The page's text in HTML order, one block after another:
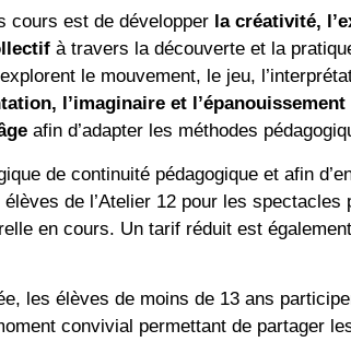
cours est de développer la créativité,
à travers la découverte et la
le mouvement, le jeu,
l’imaginaire et l’épanouissement
afin d’adapter les méthodes
de continuité pédagogique et afin
élèves de l’Atelier 12 pour les
en cours. Un tarif réduit est
les élèves de moins de 13 ans
convivial permettant de partager